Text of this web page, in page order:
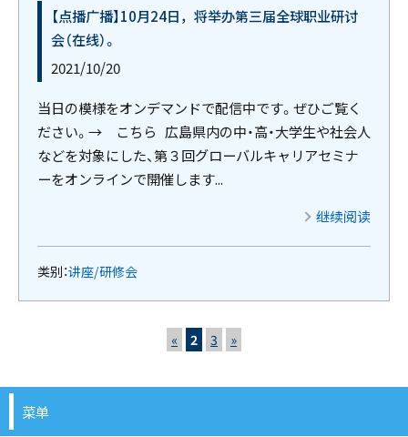
【点播广播】10月24日，将举办第三届全球职业研讨
会（在线）。
2021/10/20
当日の模様をオンデマンドで配信中です。ぜひご覧く
ださい。→ こちら 広島県内の中・高・大学生や社会人
などを対象にした、第３回グローバルキャリアセミナ
ーをオンラインで開催します...
继续阅读
类别：讲座/研修会
« 2 3 »
菜单